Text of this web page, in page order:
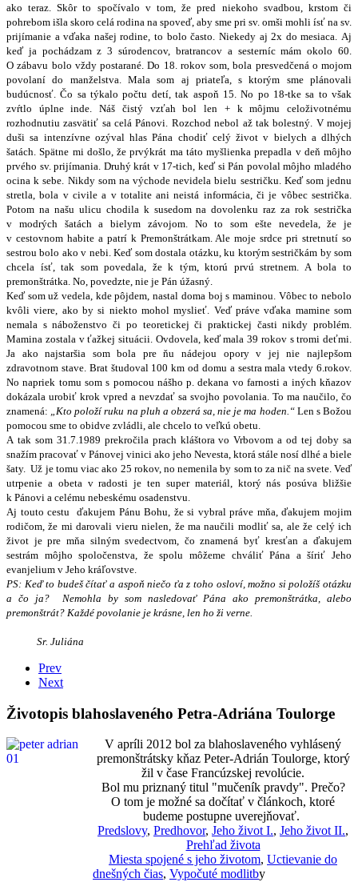
ako teraz. Skôr to spočívalo v tom, že pred niekoho svadbou, krstom či
pohrebom išla skoro celá rodina na spoveď, aby sme pri sv. omši mohli ísť na sv.
prijímanie a vďaka našej rodine, to bolo často. Niekedy aj 2x do mesiaca. Aj
keď ja pochádzam z 3 súrodencov, bratrancov a sesterníc mám okolo 60.
O zábavu bolo vždy postarané. Do 18. rokov som, bola presvedčená o mojom
povolaní do manželstva. Mala som aj priateľa, s ktorým sme plánovali
budúcnosť. Čo sa týkalo počtu detí, tak aspoň 15. No po 18-tke sa to však
zvŕtlo úplne inde. Náš čistý vzťah bol len + k môjmu celoživotnému
rozhodnutiu zasvätiť sa celá Pánovi. Rozchod nebol až tak bolestný. V mojej
duši sa intenzívne ozýval hlas Pána chodiť celý život v bielych a dlhých
šatách. Spätne mi došlo, že prvýkrát ma táto myšlienka prepadla v deň môjho
prvého sv. prijímania. Druhý krát v 17-tich, keď si Pán povolal môjho mladého
ocina k sebe. Nikdy som na východe nevidela bielu sestričku. Keď som jednu
stretla, bola v civile a v totalite ani neistá informácia, či je vôbec sestrička.
Potom na našu ulicu chodila k susedom na dovolenku raz za rok sestrička
v modrých šatách a bielym závojom. No to som ešte nevedela, že je
v cestovnom habite a patrí k Premonštrátkam. Ale moje srdce pri stretnutí so
sestrou bolo ako v nebi. Keď som dostala otázku, ku ktorým sestričkám by som
chcela ísť, tak som povedala, že k tým, ktorú prvú stretnem. A bola to
premonštrátka. No, povedzte, nie je Pán úžasný.
Keď som už vedela, kde pôjdem, nastal doma boj s maminou. Vôbec to nebolo
kvôli viere, ako by si niekto mohol myslieť. Veď práve vďaka mamine som
nemala s náboženstvo či po teoretickej či praktickej časti nikdy problém.
Mamina zostala v ťažkej situácii. Ovdovela, keď mala 39 rokov s tromi deťmi.
Ja ako najstaršia som bola pre ňu nádejou opory v jej nie najlepšom
zdravotnom stave. Brat študoval 100 km od domu a sestra mala vtedy 6.rokov.
No napriek tomu som s pomocou nášho p. dekana vo farnosti a iných kňazov
dokázala urobiť krok vpred a nevzdať sa svojho povolania. To ma naučilo, čo
znamená:
„Kto položí ruku na pluh a obzerá sa, nie je ma hoden.“Len s Božou
pomocou sme to obidve zvládli, ale chcelo to veľkú obetu.
A tak som 31.7.1989 prekročila prach kláštora vo Vrbovom a od tej doby sa
snažím pracovať v Pánovej vinici ako jeho Nevesta, ktorá stále nosí dlhé a biele
šaty. Už je tomu viac ako 25 rokov, no nemenila by som to za nič na svete. Veď
utrpenie a obeta v radosti je ten super materiál, ktorý nás posúva bližšie
k Pánovi a celému nebeskému osadenstvu.
Aj touto cestu ďakujem Pánu Bohu, že si vybral práve mňa, ďakujem mojim
rodičom, že mi darovali vieru nielen, že ma naučili modliť sa, ale že celý ich
život je pre mňa silným svedectvom, čo znamená byť kresťan a ďakujem
sestrám môjho spoločenstva, že spolu môžeme chváliť Pána a šíriť Jeho
evanjelium v Jeho kráľovstve.
PS: Keď to budeš čítať a aspoň niečo ťa z toho osloví, možno si položíš otázku
a čo ja? Nemohla by som nasledovať Pána ako premonštrátka, alebo
premonštrát? Každé povolanie je krásne, len ho ži verne.
Sr. Juliána
Prev
Next
Životopis blahoslaveného Petra-Adriána Toulorge
V apríli 2012 bol za blahoslaveného vyhlásený
premonštrátsky kňaz Peter-Adrián Toulorge, ktorý
žil v čase Francúzskej revolúcie.
Bol mu priznaný titul "mučeník pravdy". Prečo?
O tom je možné sa dočítať v článkoch, ktoré
budeme postupne uverejňovať.
Predslovy, Predhovor, Jeho život I., Jeho život II.,
Prehľad života
Miesta spojené s jeho životom, Uctievanie do
dnešných čias, Vypočuté modlitby